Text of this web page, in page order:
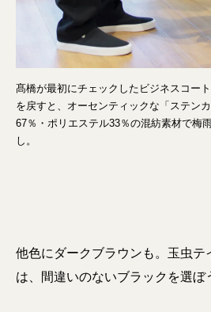
髙橋が最初にチェックしたビジネスコー
を戻すと、オーセンティックな「ステン
67％・ポリエステル33％の混紡素材で梅
し。
他色にダークブラウンも。玉虫テ
は、間違いのないブラックを選ぼ